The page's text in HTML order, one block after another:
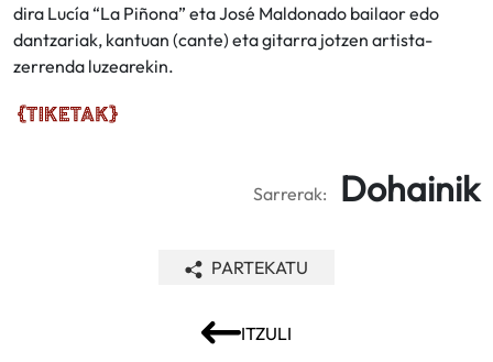
dira Lucía “La Piñona” eta José Maldonado bailaor edo
dantzariak, kantuan (cante) eta gitarra jotzen artista-
zerrenda luzearekin.
Sarrerak: Dohainik
ITZULI
PARTEKATU